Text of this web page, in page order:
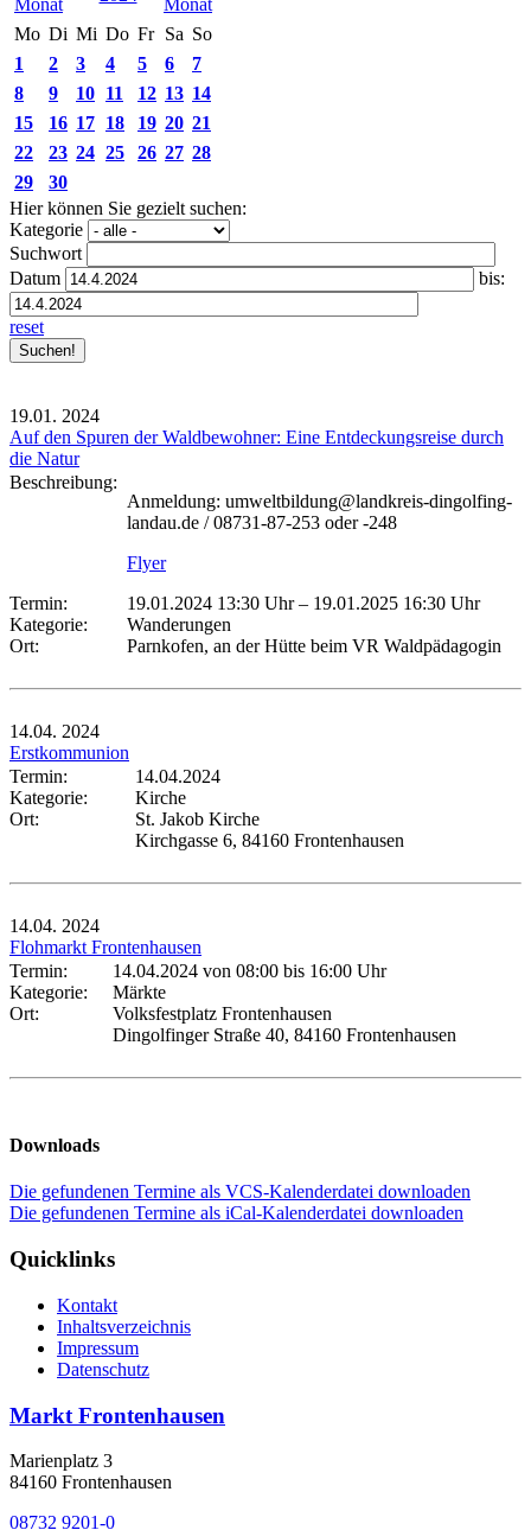
Mo Di Mi Do Fr Sa So
1
2 3 4 5 6
7
8
9 10 11 12 13 14
15
16 17 18 19 20 21
22
23 24 25 26 27 28
29
30
Hier können Sie gezielt suchen:
Kategorie
Suchwort
Datum
bis:
reset
19.01. 2024
Auf den Spuren der Waldbewohner: Eine Entdeckungsreise durch
die Natur
Beschreibung:
Anmeldung: umweltbildung@landkreis-dingolfing-
landau.de / 08731-87-253 oder -248
Flyer
Termin:
19.01.2024 13:30 Uhr– 19.01.2025 16:30 Uhr
Kategorie:
Wanderungen
Ort:
Parnkofen, an der Hütte beim VR Waldpädagogin
14.04. 2024
Erstkommunion
Termin:
14.04.2024
Kategorie:
Kirche
Ort:
St. Jakob Kirche
Kirchgasse 6, 84160 Frontenhausen
14.04. 2024
Flohmarkt Frontenhausen
Termin:
14.04.2024 von 08:00 bis 16:00 Uhr
Kategorie:
Märkte
Ort:
Volksfestplatz Frontenhausen
Dingolfinger Straße 40, 84160 Frontenhausen
Downloads
Die gefundenen Termine als VCS-Kalenderdatei downloaden
Die gefundenen Termine als iCal-Kalenderdatei downloaden
Quicklinks
Kontakt
Inhaltsverzeichnis
Impressum
Datenschutz
Markt Frontenhausen
Marienplatz 3
84160 Frontenhausen
08732 9201-0